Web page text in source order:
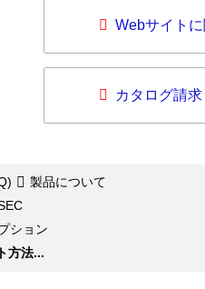
Webサイト
カタログ請求
製品について
ション
方法...